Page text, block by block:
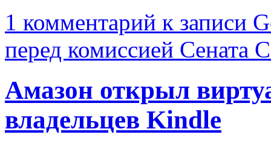
1 комментарий к записи
перед комиссией
Амазон открыл
владельцев Kindle